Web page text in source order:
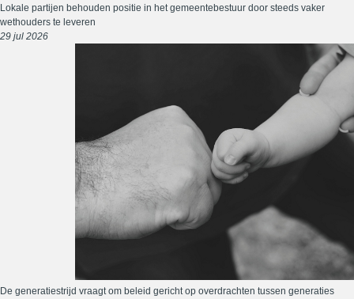
Lokale partijen behouden positie in het gemeentebestuur door steeds vaker
wethouders te leveren
29 jul 2026
De generatiestrijd vraagt om beleid gericht op overdrachten tussen generaties